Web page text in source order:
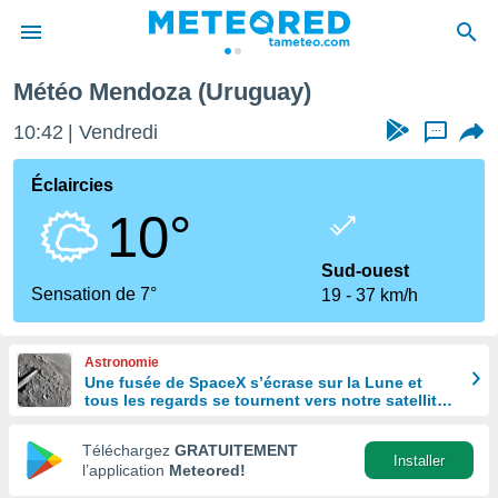
de
en
Météo Mendoza (Uruguay)
10:42 Vendredi ...
Éclaircies
10°
Sensation de 7°
Sud-ouest
19
37 km/h
Astronomie
Une fusée de SpaceX s’écrase sur la Lune et
tous les regards se tournent vers notre satellite à
Téléchargez GRATUITEMENT
l’application Meteored!
Installer